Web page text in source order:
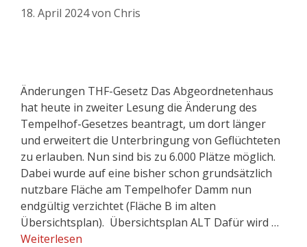
18. April 2024von Chris
Änderungen THF-Gesetz Das Abgeordnetenhaus
hat heute in zweiter Lesung die Änderung des
Tempelhof-Gesetzes beantragt, um dort länger
und erweitert die Unterbringung von Geflüchteten
zu erlauben. Nun sind bis zu 6.000 Plätze möglich.
Dabei wurde auf eine bisher schon grundsätzlich
nutzbare Fläche am Tempelhofer Damm nun
endgültig verzichtet (Fläche B im alten
Übersichtsplan). Übersichtsplan ALT Dafür wird …
Weiterlesen